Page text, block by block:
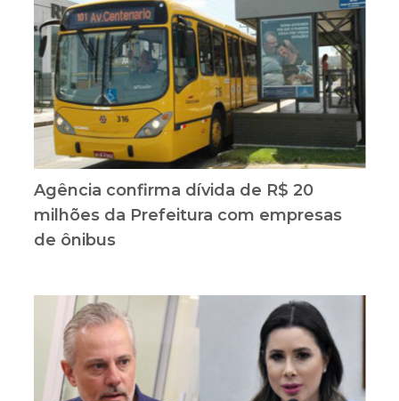
Agência confirma dívida de R$ 20
milhões da Prefeitura com empresas
de ônibus